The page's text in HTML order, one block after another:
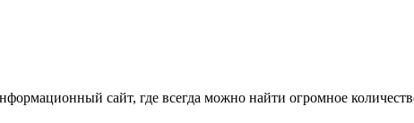
сайт, где всегда можно найти огромное